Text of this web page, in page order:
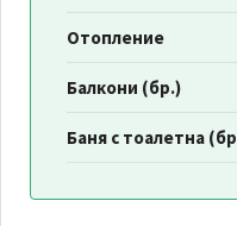
Отопление
Балкони (бр.)
Баня с тоалетна